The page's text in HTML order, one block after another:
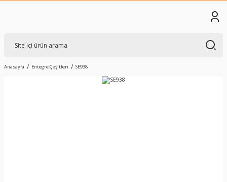
Anasayfa Entegre Çeşitleri SE938